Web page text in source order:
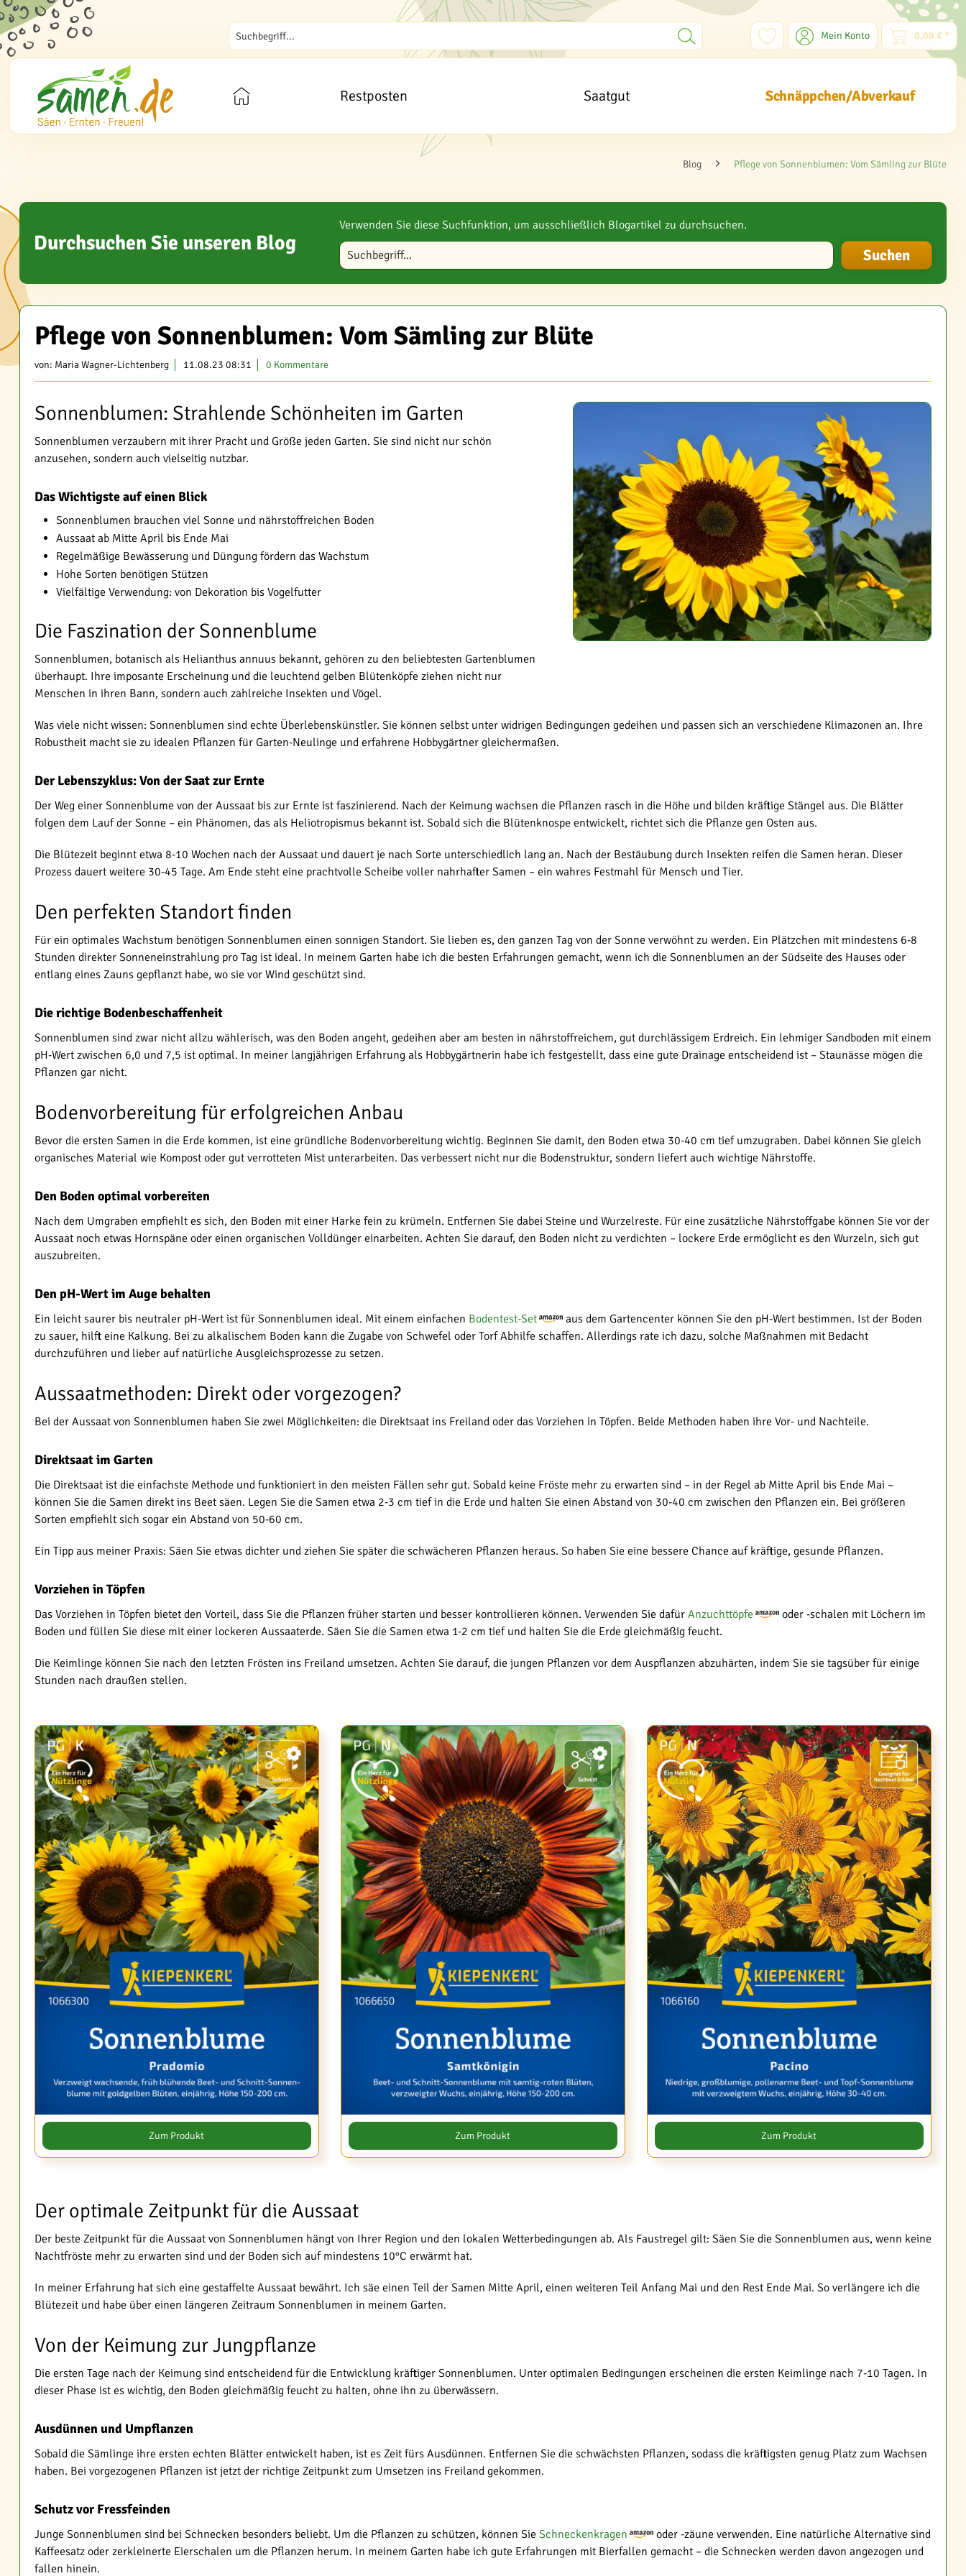
Mein Konto 0,00 € *
Restposten Saatgut Schnäppchen/Abverkauf
Blog Pflege von Sonnenblumen: Vom Sämling zur Blüte
Durchsuchen Sie unseren Blog
Verwenden Sie diese Suchfunktion, um ausschließlich Blogartikel zu durchsuchen.
Blog durchsuchen
Pflege von Sonnenblumen: Vom Sämling zur Blüte
von: Maria Wagner-Lichtenberg 11.08.23 08:31 0 Kommentare
Sonnenblumen: Strahlende Schönheiten im Garten
Sonnenblumen verzaubern mit ihrer Pracht und Größe jeden Garten. Sie sind nicht nur schön
anzusehen, sondern auch vielseitig nutzbar.
Das Wichtigste auf einen Blick
Sonnenblumen brauchen viel Sonne und nährstoffreichen Boden
Aussaat ab Mitte April bis Ende Mai
Regelmäßige Bewässerung und Düngung fördern das Wachstum
Hohe Sorten benötigen Stützen
Vielfältige Verwendung: von Dekoration bis Vogelfutter
Die Faszination der Sonnenblume
Sonnenblumen, botanisch als Helianthus annuus bekannt, gehören zu den beliebtesten Gartenblumen
überhaupt. Ihre imposante Erscheinung und die leuchtend gelben Blütenköpfe ziehen nicht nur
Menschen in ihren Bann, sondern auch zahlreiche Insekten und Vögel.
Was viele nicht wissen: Sonnenblumen sind echte Überlebenskünstler. Sie können selbst unter widrigen Bedingungen gedeihen und passen sich an verschiedene Klimazonen an. Ihre
Robustheit macht sie zu idealen Pflanzen für Garten-Neulinge und erfahrene Hobbygärtner gleichermaßen.
Der Lebenszyklus: Von der Saat zur Ernte
Der Weg einer Sonnenblume von der Aussaat bis zur Ernte ist faszinierend. Nach der Keimung wachsen die Pflanzen rasch in die Höhe und bilden kräftige Stängel aus. Die Blätter
folgen dem Lauf der Sonne – ein Phänomen, das als Heliotropismus bekannt ist. Sobald sich die Blütenknospe entwickelt, richtet sich die Pflanze gen Osten aus.
Die Blütezeit beginnt etwa 8-10 Wochen nach der Aussaat und dauert je nach Sorte unterschiedlich lang an. Nach der Bestäubung durch Insekten reifen die Samen heran. Dieser
Prozess dauert weitere 30-45 Tage. Am Ende steht eine prachtvolle Scheibe voller nahrhafter Samen – ein wahres Festmahl für Mensch und Tier.
Den perfekten Standort finden
Für ein optimales Wachstum benötigen Sonnenblumen einen sonnigen Standort. Sie lieben es, den ganzen Tag von der Sonne verwöhnt zu werden. Ein Plätzchen mit mindestens 6-8
Stunden direkter Sonneneinstrahlung pro Tag ist ideal. In meinem Garten habe ich die besten Erfahrungen gemacht, wenn ich die Sonnenblumen an der Südseite des Hauses oder
entlang eines Zauns gepflanzt habe, wo sie vor Wind geschützt sind.
Die richtige Bodenbeschaffenheit
Sonnenblumen sind zwar nicht allzu wählerisch, was den Boden angeht, gedeihen aber am besten in nährstoffreichem, gut durchlässigem Erdreich. Ein lehmiger Sandboden mit einem
pH-Wert zwischen 6,0 und 7,5 ist optimal. In meiner langjährigen Erfahrung als Hobbygärtnerin habe ich festgestellt, dass eine gute Drainage entscheidend ist – Staunässe mögen die
Pflanzen gar nicht.
Bodenvorbereitung für erfolgreichen Anbau
Bevor die ersten Samen in die Erde kommen, ist eine gründliche Bodenvorbereitung wichtig. Beginnen Sie damit, den Boden etwa 30-40 cm tief umzugraben. Dabei können Sie gleich
organisches Material wie Kompost oder gut verrotteten Mist unterarbeiten. Das verbessert nicht nur die Bodenstruktur, sondern liefert auch wichtige Nährstoffe.
Den Boden optimal vorbereiten
Nach dem Umgraben empfiehlt es sich, den Boden mit einer Harke fein zu krümeln. Entfernen Sie dabei Steine und Wurzelreste. Für eine zusätzliche Nährstoffgabe können Sie vor der
Aussaat noch etwas Hornspäne oder einen organischen Volldünger einarbeiten. Achten Sie darauf, den Boden nicht zu verdichten – lockere Erde ermöglicht es den Wurzeln, sich gut
auszubreiten.
Den pH-Wert im Auge behalten
Ein leicht saurer bis neutraler pH-Wert ist für Sonnenblumen ideal. Mit einem einfachen Bodentest-Set
aus dem Gartencenter können Sie den pH-Wert bestimmen. Ist der Boden
zu sauer, hilft eine Kalkung. Bei zu alkalischem Boden kann die Zugabe von Schwefel oder Torf Abhilfe schaffen. Allerdings rate ich dazu, solche Maßnahmen mit Bedacht
durchzuführen und lieber auf natürliche Ausgleichsprozesse zu setzen.
Aussaatmethoden: Direkt oder vorgezogen?
Bei der Aussaat von Sonnenblumen haben Sie zwei Möglichkeiten: die Direktsaat ins Freiland oder das Vorziehen in Töpfen. Beide Methoden haben ihre Vor- und Nachteile.
Direktsaat im Garten
Die Direktsaat ist die einfachste Methode und funktioniert in den meisten Fällen sehr gut. Sobald keine Fröste mehr zu erwarten sind – in der Regel ab Mitte April bis Ende Mai –
können Sie die Samen direkt ins Beet säen. Legen Sie die Samen etwa 2-3 cm tief in die Erde und halten Sie einen Abstand von 30-40 cm zwischen den Pflanzen ein. Bei größeren
Sorten empfiehlt sich sogar ein Abstand von 50-60 cm.
Ein Tipp aus meiner Praxis: Säen Sie etwas dichter und ziehen Sie später die schwächeren Pflanzen heraus. So haben Sie eine bessere Chance auf kräftige, gesunde Pflanzen.
Vorziehen in Töpfen
Das Vorziehen in Töpfen bietet den Vorteil, dass Sie die Pflanzen früher starten und besser kontrollieren können. Verwenden Sie dafür Anzuchttöpfe
oder -schalen mit Löchern im
Boden und füllen Sie diese mit einer lockeren Aussaaterde. Säen Sie die Samen etwa 1-2 cm tief und halten Sie die Erde gleichmäßig feucht.
Die Keimlinge können Sie nach den letzten Frösten ins Freiland umsetzen. Achten Sie darauf, die jungen Pflanzen vor dem Auspflanzen abzuhärten, indem Sie sie tagsüber für einige
Stunden nach draußen stellen.
Zum Produkt Zum Produkt Zum Produkt
Der optimale Zeitpunkt für die Aussaat
Der beste Zeitpunkt für die Aussaat von Sonnenblumen hängt von Ihrer Region und den lokalen Wetterbedingungen ab. Als Faustregel gilt: Säen Sie die Sonnenblumen aus, wenn keine
Nachtfröste mehr zu erwarten sind und der Boden sich auf mindestens 10°C erwärmt hat.
In meiner Erfahrung hat sich eine gestaffelte Aussaat bewährt. Ich säe einen Teil der Samen Mitte April, einen weiteren Teil Anfang Mai und den Rest Ende Mai. So verlängere ich die
Blütezeit und habe über einen längeren Zeitraum Sonnenblumen in meinem Garten.
Von der Keimung zur Jungpflanze
Die ersten Tage nach der Keimung sind entscheidend für die Entwicklung kräftiger Sonnenblumen. Unter optimalen Bedingungen erscheinen die ersten Keimlinge nach 7-10 Tagen. In
dieser Phase ist es wichtig, den Boden gleichmäßig feucht zu halten, ohne ihn zu überwässern.
Ausdünnen und Umpflanzen
Sobald die Sämlinge ihre ersten echten Blätter entwickelt haben, ist es Zeit fürs Ausdünnen. Entfernen Sie die schwächsten Pflanzen, sodass die kräftigsten genug Platz zum Wachsen
haben. Bei vorgezogenen Pflanzen ist jetzt der richtige Zeitpunkt zum Umsetzen ins Freiland gekommen.
Schutz vor Fressfeinden
Junge Sonnenblumen sind bei Schnecken besonders beliebt. Um die Pflanzen zu schützen, können Sie Schneckenkragen
oder -zäune verwenden. Eine natürliche Alternative sind
Kaffeesatz oder zerkleinerte Eierschalen um die Pflanzen herum. In meinem Garten habe ich gute Erfahrungen mit Bierfallen gemacht – die Schnecken werden davon angezogen und
fallen hinein.